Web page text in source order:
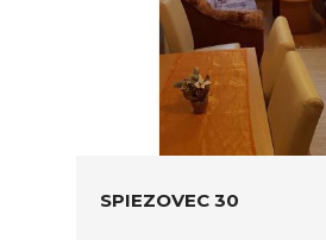
SPIEZOVEC 30